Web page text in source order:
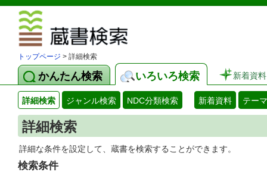
トップページ > 詳細検索
かんたん検索 いろいろ検索 新着資料
詳細検索 ジャンル検索 NDC分類検索 新着資料 テー
詳細検索
詳細な条件を設定して、蔵書を検索することができます。
検索条件